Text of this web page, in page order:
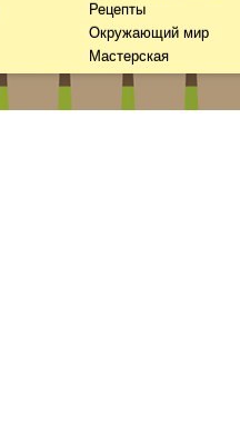
Рецепты
Окружающий мир
Мастерская